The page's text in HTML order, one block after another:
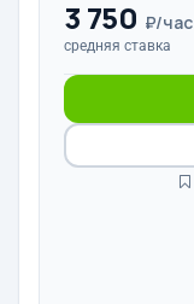
3 750 ₽/час
средняя ставка